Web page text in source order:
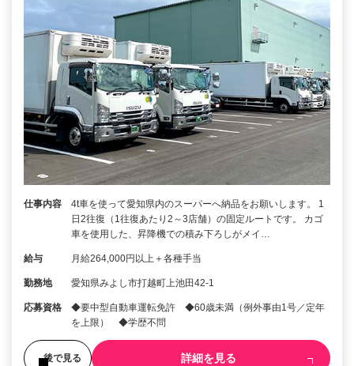
仕事内容
4t車を使って愛知県内のスーパーへ納品をお願いします。 1
日2往復（1往復あたり2～3店舗）の固定ルートです。 カゴ
車を使用した、昇降機での積み下ろしがメイ…
給与 月給264,000円以上＋各種手当
勤務地 愛知県みよし市打越町上池田42-1
応募資格
◆要中型自動車運転免許 ◆60歳未満（例外事由1号／定年
を上限） ◆学歴不問
後で見る 詳細を見る